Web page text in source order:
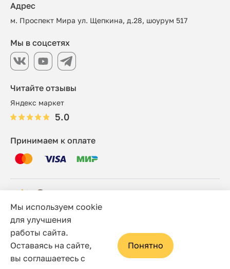
Читайте отзывы
Яндекс маркет
5.0
Адрес
м. Проспект Мира ул. Щепкина, д.28, шоурум 517
Принимаем к оплате
Мы в соцсетях
© 2006 - 2026 Этно-шоп, Интернет-магазин
Политика конфиденциальности
Сайт носит исключительно информационный характер, и
ни при каких условиях не является публичной офертой,
Мы используем cookie
для улучшения
работы сайта.
Оставаясь на сайте,
вы соглашаетесь с
Понятно